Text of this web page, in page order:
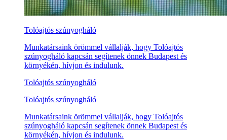
Tolóajtós szúnyogháló
Munkatársaink örömmel vállalják, hogy Tolóajtós
szúnyogháló kapcsán segítenek önnek Budapest és
környékén, hívjon és indulunk.
Tolóajtós szúnyogháló
Tolóajtós szúnyogháló
Munkatársaink örömmel vállalják, hogy Tolóajtós
szúnyogháló kapcsán segítenek önnek Budapest és
környékén, hívjon és indulunk.